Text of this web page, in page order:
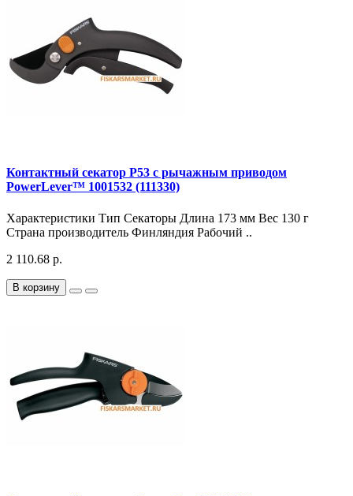
Контактный секатор Р53 с рычажным приводом
PowerLever™ 1001532 (111330)
Характеристики Тип Секаторы Длина 173 мм Вес 130 г
Страна производитель Финляндия Рабочий ..
2 110.68 р.
В корзину